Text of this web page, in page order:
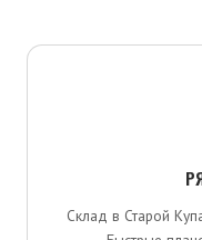
Склад в Старой